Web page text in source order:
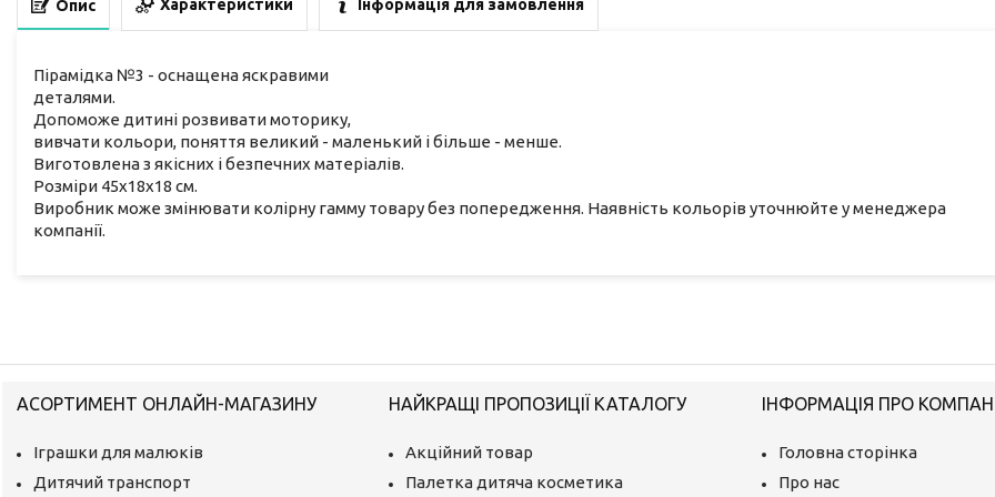
Опис Характеристики Інформація для замовлення
Пірамідка №3 - оснащена яскравими
деталями.
Допоможе дитині розвивати моторику,
вивчати кольори, поняття великий - маленький і більше - менше.
Виготовлена з якісних і безпечних матеріалів.
Розміри 45х18х18 см.
Виробник може змінювати колірну гамму товару без попередження. Наявність кольорів уточнюйте у менеджера
компанії.
АСОРТИМЕНТ ОНЛАЙН-МАГАЗИНУ
Іграшки для малюків
Дитячий транспорт
НАЙКРАЩІ ПРОПОЗИЦІЇ КАТАЛОГУ
Акційний товар
Палетка дитяча косметика
ІНФОРМАЦІЯ ПРО
Головна сторінка
Про нас